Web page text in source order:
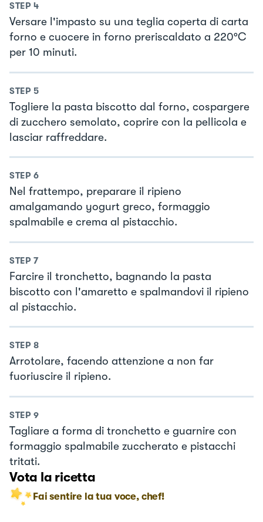
STEP 4
Versare l'impasto su una teglia coperta di carta
forno e cuocere in forno preriscaldato a 220°C
per 10 minuti.
STEP 5
Togliere la pasta biscotto dal forno, cospargere
di zucchero semolato, coprire con la pellicola e
lasciar raffreddare.
STEP 6
Nel frattempo, preparare il ripieno
amalgamando yogurt greco, formaggio
spalmabile e crema al pistacchio.
STEP 7
Farcire il tronchetto, bagnando la pasta
biscotto con l'amaretto e spalmandovi il ripieno
al pistacchio.
STEP 8
Arrotolare, facendo attenzione a non far
fuoriuscire il ripieno.
STEP 9
Tagliare a forma di tronchetto e guarnire con
formaggio spalmabile zuccherato e pistacchi
tritati.
Vota la ricetta
Fai sentire la tua voce, chef!